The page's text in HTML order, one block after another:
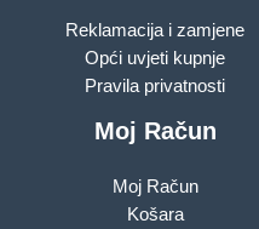
Reklamacija i zamjene
Opći uvjeti kupnje
Pravila privatnosti
Moj Račun
Moj Račun
Košara